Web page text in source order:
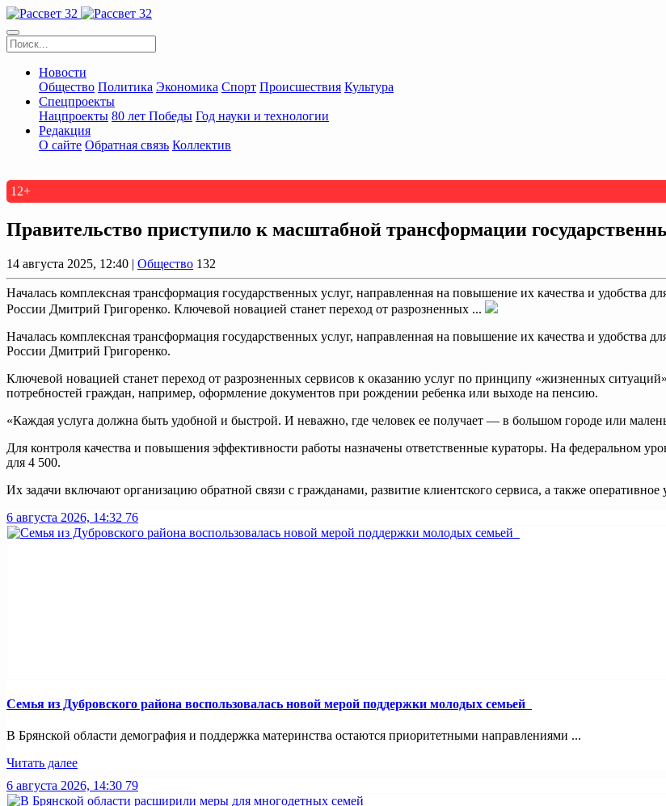
Новости
Общество Политика Экономика Спорт Происшествия Культура
Спецпроекты
Нацпроекты 80 лет Победы Год науки и технологии
Редакция
О сайте Обратная связь Коллектив
12+
Правительство приступило к масштабной трансформации
14 августа 2025, 12:40 | Общество 132
Началась комплексная трансформация государственных услуг, направленная на повышение их качества и удобства
России Дмитрий Григоренко. Ключевой новацией станет переход от разрозненных ...
Началась комплексная трансформация государственных услуг, направленная на повышение их качества и удобства
России Дмитрий Григоренко.
Ключевой новацией станет переход от разрозненных сервисов к оказанию услуг по принципу «жизненных
потребностей граждан, например, оформление документов при рождении ребенка или выходе на пенсию.
«Каждая услуга должна быть удобной и быстрой. И неважно, где человек ее получает — в большом городе или
Для контроля качества и повышения эффективности работы назначены ответственные кураторы. На федеральном
для 4 500.
Их задачи включают организацию обратной связи с гражданами, развитие клиентского сервиса, а также
6 августа 2026, 14:32 76
Семья из Дубровского района воспользовалась новой мерой поддержки молодых семьей
В Брянской области демография и поддержка материнства остаются приоритетными направлениями ...
Читать далее
6 августа 2026, 14:30 79